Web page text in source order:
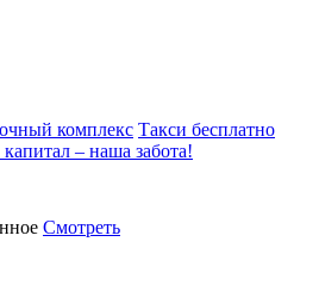
комплекс Такси бесплатно
– наша забота!
Смотреть